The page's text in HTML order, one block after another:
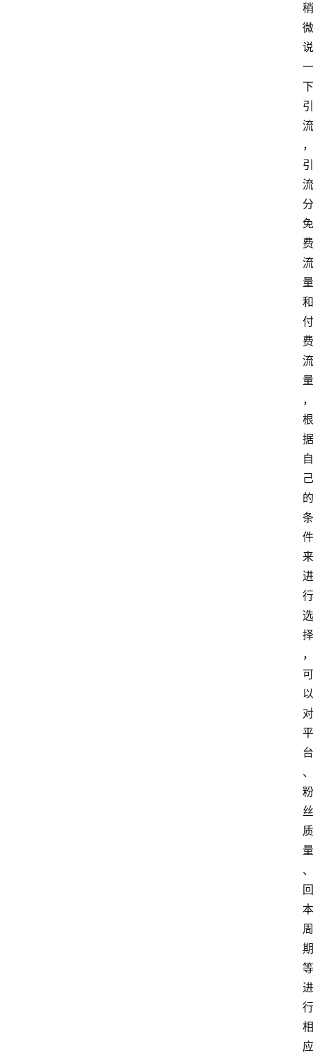
稍
微
说
一
下
引
流
，
引
流
分
免
费
流
量
和
付
费
流
量
，
根
据
自
己
的
条
件
来
进
行
选
择
，
可
以
对
平
台
、
粉
丝
质
量
、
回
本
周
期
等
进
行
相
应